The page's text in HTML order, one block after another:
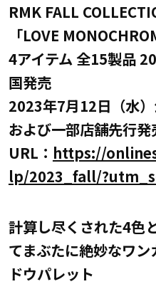
RMK FALL
「LOVE
4アイテム 全15製品
国発売
2023年7月12日（水
および一部店舗先行
URL： https://
lp/2023_fall/
計算し尽くされた4色
てまぶたに絶妙なワ
ドウパレット